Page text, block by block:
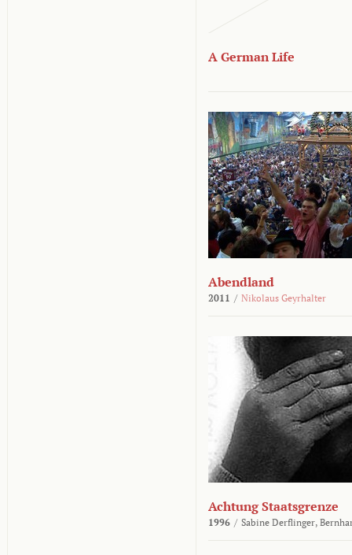
A German Life
Abendland
2011 / Nikolaus Geyrhalter
Achtung Staatsgrenze
1996 / Sabine Derflinger,